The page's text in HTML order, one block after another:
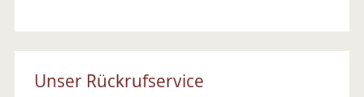
Unser Rückrufservice